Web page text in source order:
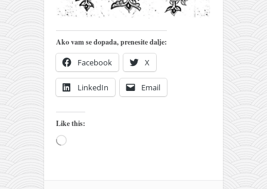
Ako vam se dopada, prenesite dalje:
Facebook X
LinkedIn Email
Like this:
Loading…